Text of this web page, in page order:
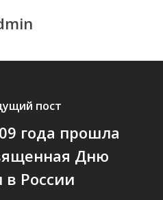
пост
года прошла
Дню
в России